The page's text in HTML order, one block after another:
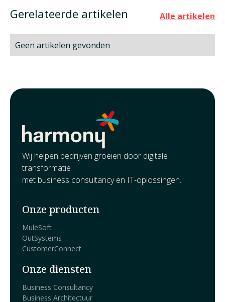
Gerelateerde artikelen Alle artikelen
Geen artikelen gevonden
Wij helpen bedrijven groeien door digitale
transformatie
met business consultancy en IT-oplossingen.
Onze producten
MuleSoft
OutSystems
CustomerConnect
Onze diensten
Business Consultancy
Business Architectuur